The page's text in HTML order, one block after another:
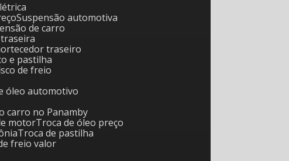
Suspensão automotiva
de carro
traseira
traseiro
e pastilha
de freio
óleo automotivo
carro no Panamby
motor Troca de óleo preço
Troca de pastilha
freio valor